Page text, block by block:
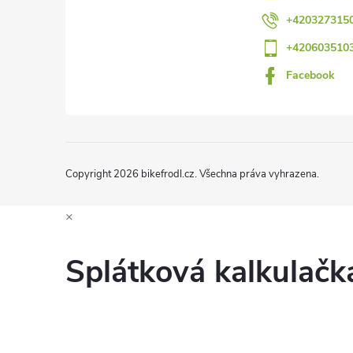
Facebook
Copyright 2026 bikefrodl.cz. Všechna práva vyhrazena.
×
Splátková